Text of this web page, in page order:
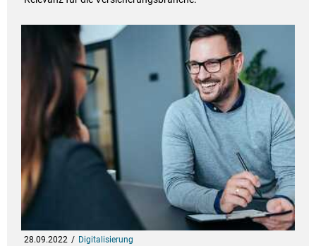
28.09.2022 Digitalisierung